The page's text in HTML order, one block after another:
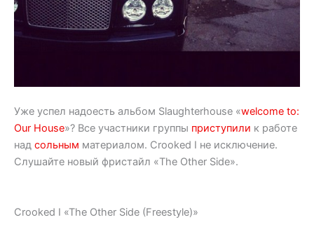
Уже успел надоесть альбом Slaughterhouse «welcome to:
Our House»? Все участники группы приступили к работе
над сольным материалом. Crooked I не исключение.
Слушайте новый фристайл «The Other Side».
Crooked I «The Other Side (Freestyle)»